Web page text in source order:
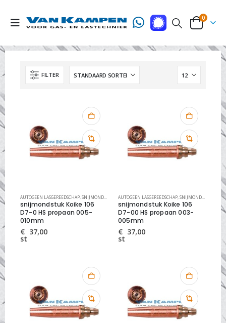
0
FILTER
AUTOGEEN LASGEREEDSCHAP SNIJMONDSTUKKEN ,SNIJMONDSTUKKEN KOIKE HIGH SPEED
snijmondstuk Koike 106
D7-0 HS propaan 005-
010mm
€ 37,00
st
AUTOGEEN LASGEREEDSCHAP SNIJMONDSTUKKEN ,
snijmondstuk Koike 106
D7-00 HS propaan 003-
005mm
€ 37,00
st